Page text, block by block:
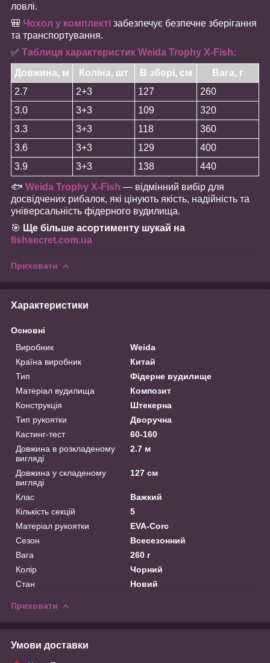
ловлі.
🎒 Чохол у комплекті забезпечує безпечне зберігання
та транспортування.
✅ Таблиця характеристик Weida Trophy X-Fish:
Довжина, м
Коліна, шт В зборі, см
Вага, г
2.7
2+3 127
260
3.0
3+3 109
320
3.3
3+3 118
360
3.6
3+3 129
400
3.9
3+3 138
440
🐟 Weida Trophy X-Fish — відмінний вибір для
досвідчених рибалок, які цінують якість, надійність та
універсальність фідерного вудилища.
🎯 Ще більше асортименту шукай на
fishsecret.com.ua
Приховати
Характеристики
Основні
Виробник
Weida
Країна виробник
Китай
Тип
Фідерне вудилище
Матеріал вудилища
Композит
Конструкція
Штекерна
Тип рукоятки
Дворучна
Кастинг-тест
60-160
Довжина в розкладеному
вигляді
2.7 м
Довжина у складеному
вигляді
127 см
Клас
Важкий
Кількість секцій
5
Матеріал рукоятки
EVA-Corc
Сезон
Всесезонний
Вага
260 г
Колір
Чорний
Стан
Новий
Приховати
Умови доставки